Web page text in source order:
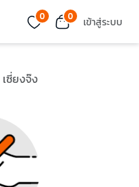
0 0 เข้าสู่ระบบ
ซี่ยงจ๊ง